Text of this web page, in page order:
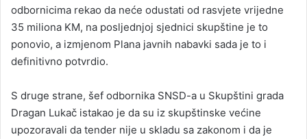
odbornicima rekao da neće odustati od rasvjete vrijedne
35 miliona KM, na posljednjoj sjednici skupštine je to
ponovio, a izmjenom Plana javnih nabavki sada je to i
definitivno potvrdio.
S druge strane, šef odbornika SNSD-a u Skupštini grada
Dragan Lukač istakao je da su iz skupštinske većine
upozoravali da tender nije u skladu sa zakonom i da je